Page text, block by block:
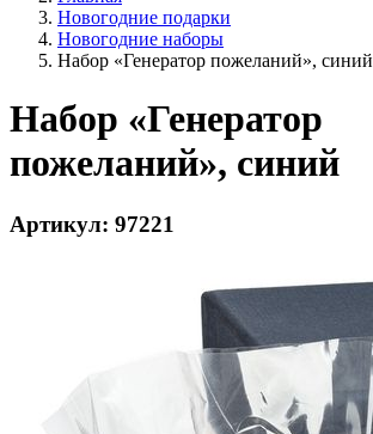
Новогодние подарки
Новогодние наборы
Набор «Генератор пожеланий», синий
Набор «Генератор
пожеланий», синий
Артикул: 97221